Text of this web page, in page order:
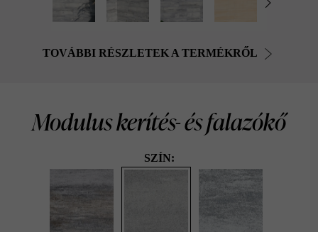
TOVÁBBI RÉSZLETEK A TERMÉKRŐL
Modulus kerítés- és falazókő
SZÍN: